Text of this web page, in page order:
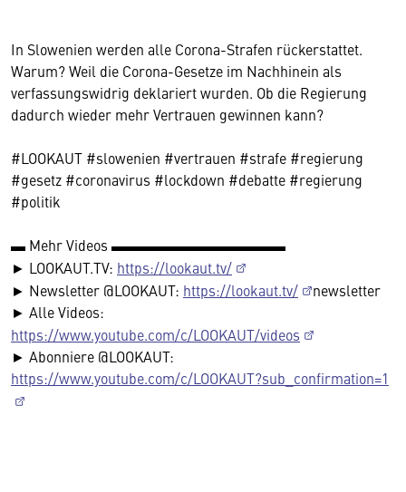
In Slowenien werden alle Corona-Strafen rückerstattet.
Warum? Weil die Corona-Gesetze im Nachhinein als
verfassungswidrig deklariert wurden. Ob die Regierung
dadurch wieder mehr Vertrauen gewinnen kann?
#LOOKAUT #slowenien #vertrauen #strafe #regierung
#gesetz #coronavirus #lockdown #debatte #regierung
#politik
▬ Mehr Videos ▬▬▬▬▬▬▬▬▬▬▬▬
► LOOKAUT.TV: https://lookaut.tv/
► Newsletter @LOOKAUT: https://lookaut.tv/
newsletter
► Alle Videos:
https://www.youtube.com/c/LOOKAUT/videos
► Abonniere @LOOKAUT:
https://www.youtube.com/c/LOOKAUT?sub_confirmation=1